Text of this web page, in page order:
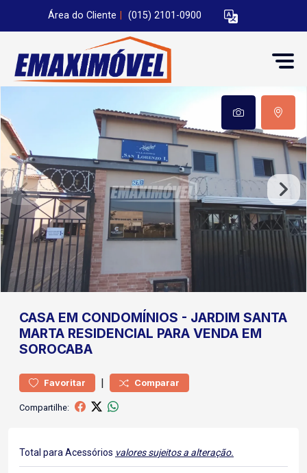
Área do Cliente (015) 2101-0900
CASA EM CONDOMÍNIOS - JARDIM SANTA
MARTA RESIDENCIAL PARA VENDA EM
SOROCABA
Favoritar | Comparar
Compartilhe:
Total para Acessórios valores sujeitos a alteração.